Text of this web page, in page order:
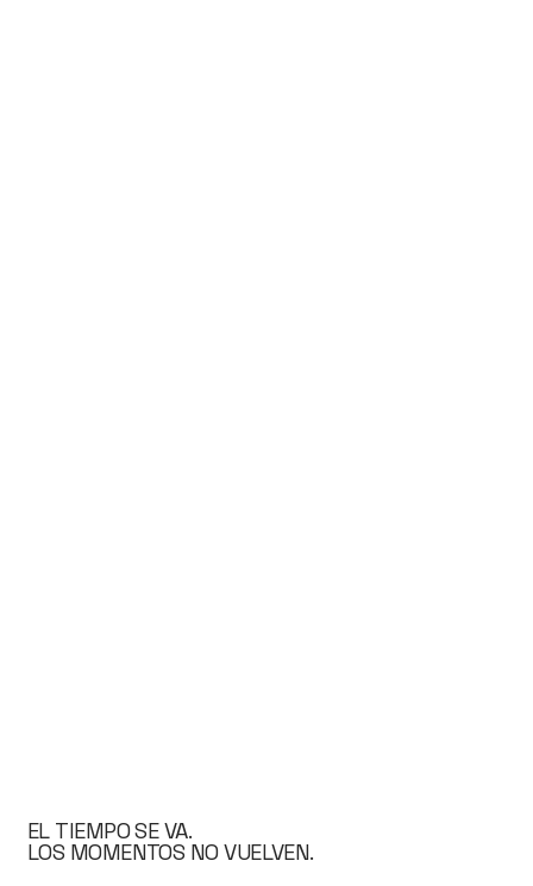
EL TIEMPO SE VA.
LOS MOMENTOS NO VUELVEN.